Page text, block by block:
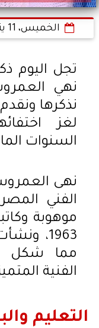
الخميس، 11 يناير 2024
تجل اليوم
نهي
نذكرها
لغز
السنوات
نهى
الفني
موهوبة
1963،
مما شكل
الفنية
التعليم